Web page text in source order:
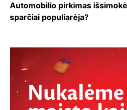
Automobilio pirkimas
sparčiai populiarėja?